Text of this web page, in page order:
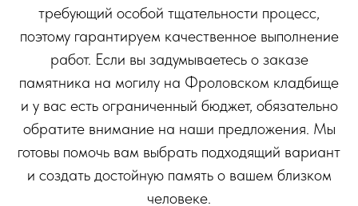
требующий особой тщательности процесс,
поэтому гарантируем качественное выполнение
работ. Если вы задумываетесь о заказе
памятника на могилу на Фроловском кладбище
и у вас есть ограниченный бюджет, обязательно
обратите внимание на наши предложения. Мы
готовы помочь вам выбрать подходящий вариант
и создать достойную память о вашем близком
человеке.